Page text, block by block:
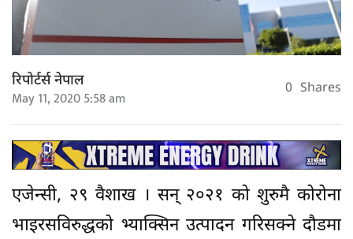
रिपोर्टर्स नेपाल
May 11, 2020 5:58 am 0 Shares
एजेन्सी, २९ वैशाख । सन् २०२१ को शुरुमै कोरोना
भाइरसविरुद्धको भ्याक्सिन उत्पादन गरिसक्ने दौडमा